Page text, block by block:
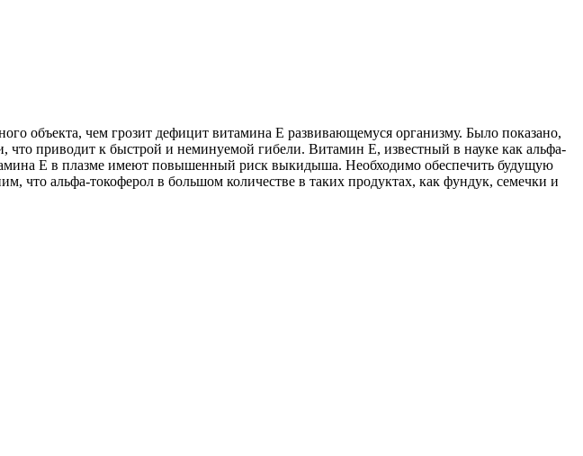
объекта, чем грозит дефицит витамина Е развивающемуся организму. Было показано,
приводит к быстрой и неминуемой гибели. Витамин Е, известный в науке как альфа-
Е в плазме имеют повышенный риск выкидыша. Необходимо обеспечить будущую
альфа-токоферол в большом количестве в таких продуктах, как фундук, семечки и